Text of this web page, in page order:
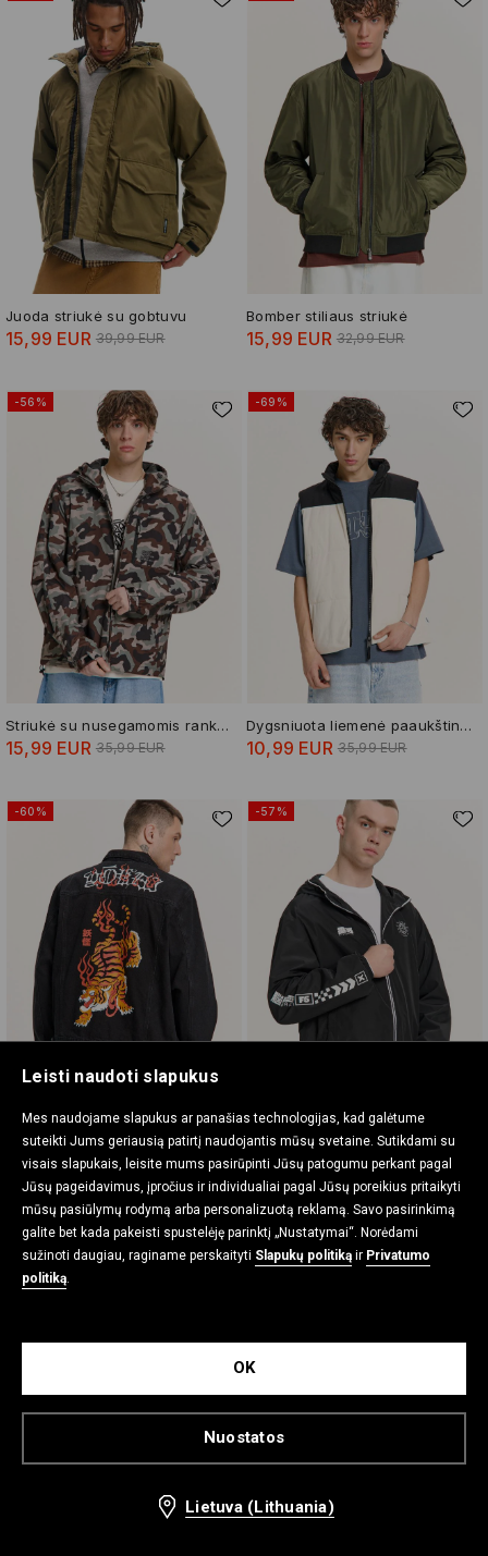
Leisti naudoti slapukus
Mes naudojame slapukus ar panašias technologijas, kad galėtume
suteikti Jums geriausią patirtį naudojantis mūsų svetaine. Sutikdami su
visais slapukais, leisite mums pasirūpinti Jūsų patogumu perkant pagal
Jūsų pageidavimus, įpročius ir individualiai pagal Jūsų poreikius pritaikyti
mūsų pasiūlymų rodymą arba personalizuotą reklamą. Savo pasirinkimą
galite bet kada pakeisti spustelėję parinktį „Nustatymai“. Norėdami
sužinoti daugiau, raginame perskaityti Slapukų politiką ir Privatumo
politiką.
Nuostatos
OK
Lietuva (Lithuania)
Juoda striukė su gobtuvu
15,99 EUR 39,99 EUR
Bomber stiliaus striukė
15,99 EUR 32,99 EUR
-56%
Striukė su nusegamomis rankovėmis
15,99 EUR 35,99 EUR
-69%
Dygsniuota liemenė paaukštinta apykakle
10,99 EUR 35,99 EUR
-60%
Džinsinė striukė
15,99 EUR 39,99 EUR
-57%
Juoda striukė su gobtuvu
9,99 EUR 22,99 EUR